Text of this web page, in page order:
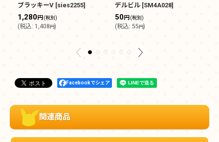
ブラッキーV [sies2255]
1,280円(税別)
(税込: 1,408円)
デルビル [SM4A028]
50円(税別)
(税込: 55円)
Facebookでシェア
関連商品